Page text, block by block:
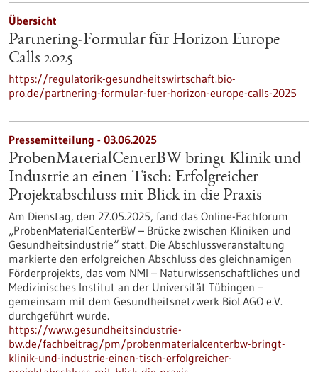
Übersicht
Partnering-Formular für Horizon Europe
Calls 2025
https://regulatorik-gesundheitswirtschaft.bio-
pro.de/partnering-formular-fuer-horizon-europe-calls-2025
Pressemitteilung - 03.06.2025
ProbenMaterialCenterBW bringt Klinik und
Industrie an einen Tisch: Erfolgreicher
Projektabschluss mit Blick in die Praxis
Am Dienstag, den 27.05.2025, fand das Online-Fachforum
„ProbenMaterialCenterBW – Brücke zwischen Kliniken und
Gesundheitsindustrie“ statt. Die Abschlussveranstaltung
markierte den erfolgreichen Abschluss des gleichnamigen
Förderprojekts, das vom NMI – Naturwissenschaftliches und
Medizinisches Institut an der Universität Tübingen –
gemeinsam mit dem Gesundheitsnetzwerk BioLAGO e.V.
durchgeführt wurde.
https://www.gesundheitsindustrie-
bw.de/fachbeitrag/pm/probenmaterialcenterbw-bringt-
klinik-und-industrie-einen-tisch-erfolgreicher-